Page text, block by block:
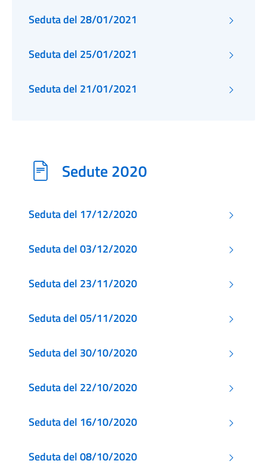
Seduta del 28/01/2021
Seduta del 25/01/2021
Seduta del 21/01/2021
Sedute 2020
Seduta del 17/12/2020
Seduta del 03/12/2020
Seduta del 23/11/2020
Seduta del 05/11/2020
Seduta del 30/10/2020
Seduta del 22/10/2020
Seduta del 16/10/2020
Seduta del 08/10/2020